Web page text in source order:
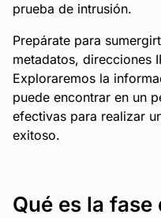
prueba de intrusión.
Prepárate para
metadatos, direcciones
Exploraremos la
puede encontrar en un
efectivas para realizar
exitoso.
Qué es la fase